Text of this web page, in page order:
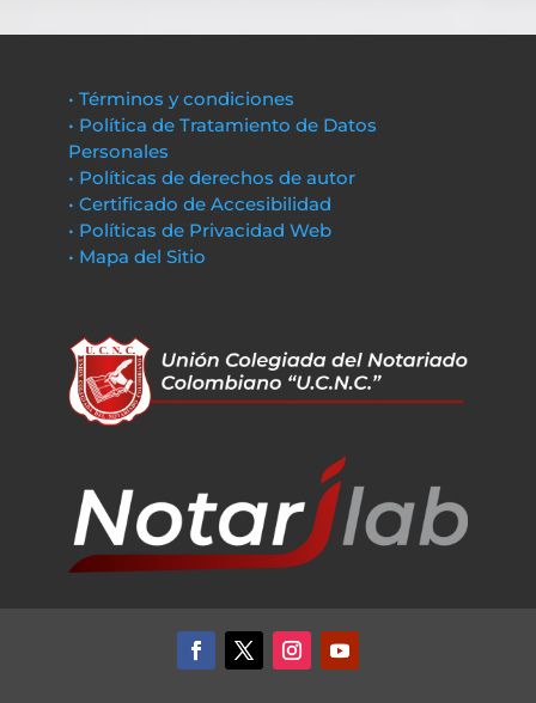
• Términos y condiciones
• Política de Tratamiento de Datos
Personales
• Políticas de derechos de autor
• Certificado de Accesibilidad
• Políticas de Privacidad Web
• Mapa del Sitio